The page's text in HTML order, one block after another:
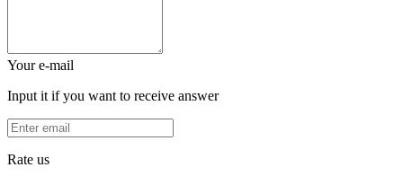
Your e-mail
Input it if you want to receive answer
Rate us